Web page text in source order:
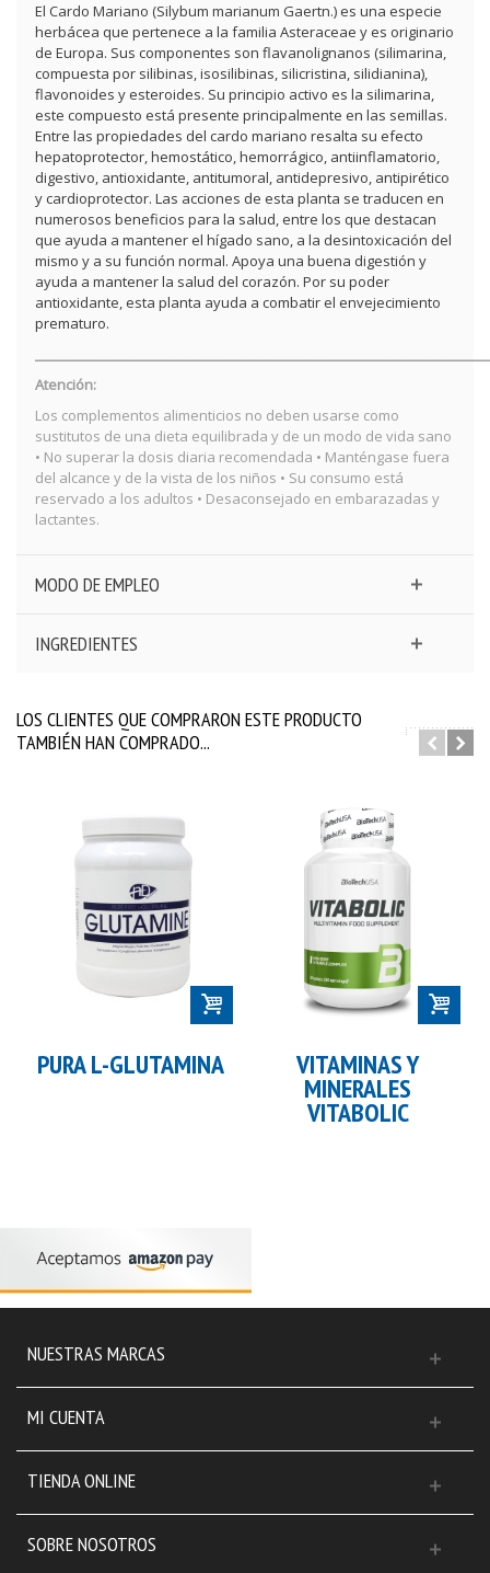
El Cardo Mariano (Silybum marianum Gaertn.) es una especie
herbácea que pertenece a la familia Asteraceae y es originario
de Europa. Sus componentes son flavanolignanos (silimarina,
compuesta por silibinas, isosilibinas, silicristina, silidianina),
flavonoides y esteroides. Su principio activo es la silimarina,
este compuesto está presente principalmente en las semillas.
Entre las propiedades del cardo mariano resalta su efecto
hepatoprotector, hemostático, hemorrágico, antiinflamatorio,
digestivo, antioxidante, antitumoral, antidepresivo, antipirético
y cardioprotector. Las acciones de esta planta se traducen en
numerosos beneficios para la salud, entre los que destacan
que ayuda a mantener el hígado sano, a la desintoxicación del
mismo y a su función normal. Apoya una buena digestión y
ayuda a mantener la salud del corazón. Por su poder
antioxidante, esta planta ayuda a combatir el envejecimiento
prematuro.
Atención:
Los complementos alimenticios no deben usarse como
sustitutos de una dieta equilibrada y de un modo de vida sano
• No superar la dosis diaria recomendada • Manténgase fuera
del alcance y de la vista de los niños • Su consumo está
reservado a los adultos • Desaconsejado en embarazadas y
lactantes.
MODO DE EMPLEO
INGREDIENTES
LOS CLIENTES QUE COMPRARON ESTE PRODUCTO
TAMBIÉN HAN COMPRADO...
PURA L-GLUTAMINA VITAMINAS Y
MINERALES
VITABOLIC
NUESTRAS MARCAS
MI CUENTA
TIENDA ONLINE
SOBRE NOSOTROS